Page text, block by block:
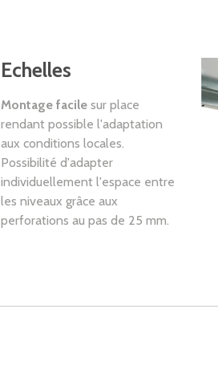
Echelles
Montage facilesur place
rendant possible l'adaptation
aux conditions locales.
Possibilité d'adapter
individuellement l'espace entre
les niveaux grâce aux
perforations au pas de 25 mm.